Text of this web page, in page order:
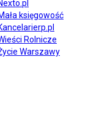
księgowość
Rolnicze
Warszawy